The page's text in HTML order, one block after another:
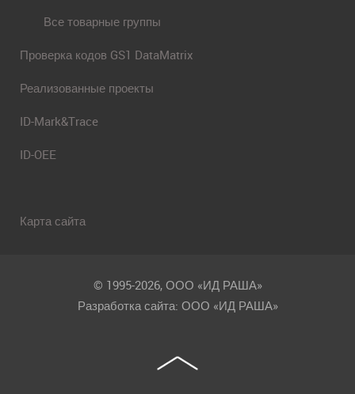
Все товарные группы
Проверка кодов GS1 DataMatrix
Реализованные проекты
ID-Mark&Trace
ID-OEE
Карта сайта
© 1995-2026, ООО «ИД РАША»
Разработка сайта: ООО «ИД РАША»